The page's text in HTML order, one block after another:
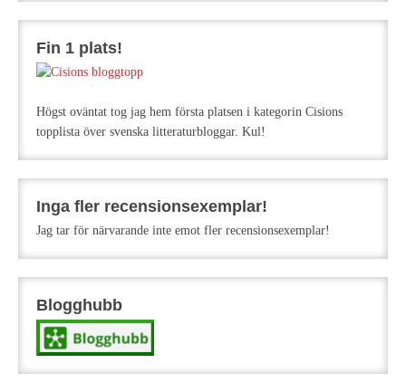
Fin 1 plats!
Högst oväntat tog jag hem första platsen i kategorin Cisions
topplista över svenska litteraturbloggar. Kul!
Inga fler recensionsexemplar!
Jag tar för närvarande inte emot fler recensionsexemplar!
Blogghubb